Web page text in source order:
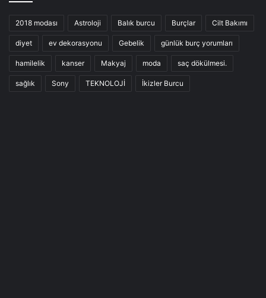
2018 modası Astroloji Balık burcu Burçlar Cilt Bakımı
diyet ev dekorasyonu Gebelik günlük burç yorumları
hamilelik kanser Makyaj moda saç dökülmesi.
sağlık Sony TEKNOLOJİ İkizler Burcu